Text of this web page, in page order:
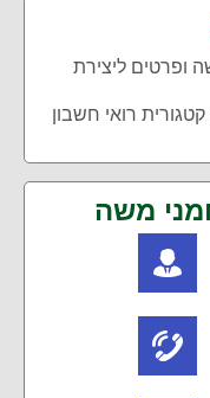
ופרטים ליצירת
רואי חשבון
משה